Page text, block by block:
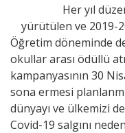
Her yıl
yürütülen ve 2019-
Öğretim döneminde
okullar arası ödüllü
kampanyasının 30
sona ermesi
dünyayı ve ülkemizi
Covid-19 salgını